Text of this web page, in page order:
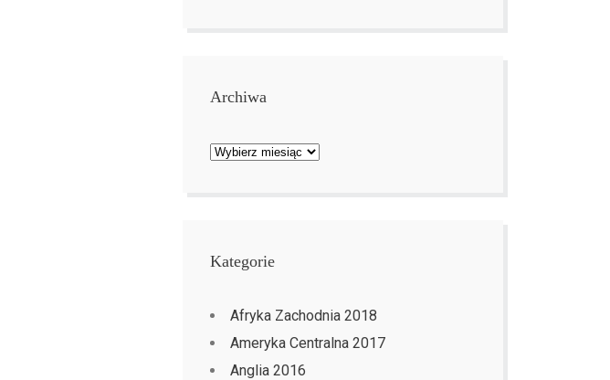
Archiwa
Archiwa
Kategorie
Afryka Zachodnia 2018
Ameryka Centralna 2017
Anglia 2016